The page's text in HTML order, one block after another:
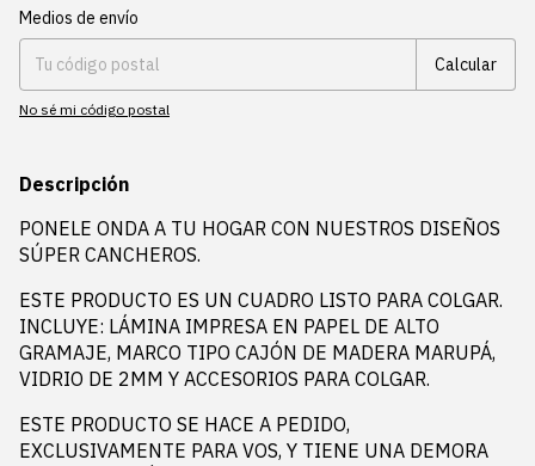
Entregas para el CP:
Medios de envío
Calcular
No sé mi código postal
Descripción
PONELE ONDA A TU HOGAR CON NUESTROS DISEÑOS
SÚPER CANCHEROS.
ESTE PRODUCTO ES UN CUADRO LISTO PARA COLGAR.
INCLUYE: LÁMINA IMPRESA EN PAPEL DE ALTO
GRAMAJE, MARCO TIPO CAJÓN DE MADERA MARUPÁ,
VIDRIO DE 2MM Y ACCESORIOS PARA COLGAR.
ESTE PRODUCTO SE HACE A PEDIDO,
EXCLUSIVAMENTE PARA VOS, Y TIENE UNA DEMORA